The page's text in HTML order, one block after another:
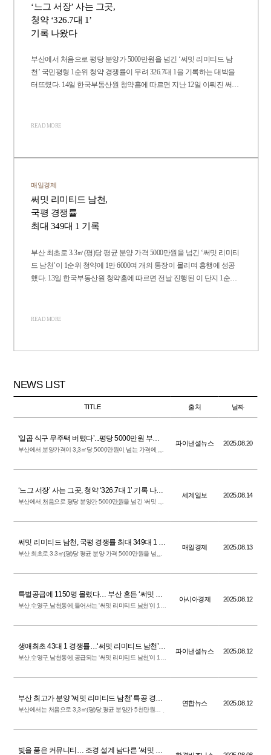
‘느그 서장’ 사는 그곳,
청약 ‘326.7대 1’
기록 나왔다
부산에서 처음으로 평당 분양가 5000만원을 넘긴 ‘써밋 리미티드 남
천’ 국민평형 1순위 청약 경쟁률이 무려 326.7대 1을 기록하는 대박을
터뜨렸다. 14일 한국부동산원 청약홈에 따르면 지난 12일 이뤄진 써밋
기타지역 청약자 540명을 제외하고도 7840명이 신청해 무려 326.7대 1
READ MORE
매일경제
써밋 리미티드 남천,
국평 경쟁률
최대 349대 1 기록
부산 최초로 3.3㎡(평)당 평균 분양 가격 5000만원을 넘긴 ‘써밋 리미티
드 남천’이 1순위 청약에 1만 6000여 개의 통장이 몰리며 흥행에 성공
했다. 13일 한국부동산원 청약홈에 따르면 전날 진행된 이 단지 1순위
가구 모집에 8380명이 신청했다. 이외에도 84㎡ A형이 137.85대 1, 112
READ MORE
NEWS LIST
TITLE 출처 날짜
'일곱 식구 무주택 버텼다’...평당 5000만원 부산
아파트서 '80점' 등장
부산에서 분양가격이 3.3㎡당 5000만원이 넘는 가격에 선
보인 '써밋 리미티드 남천' 아파트에 고가점 통장이 등장했
르면 이날 당첨자를 발표한 부산 수영구 '써밋 리미티드 남
파이낸셜뉴스 2025.08.20
‘느그 서장’ 사는 그곳, 청약 ‘326.7대 1’ 기록 나왔
다
부산에서 처음으로 평당 분양가 5000만원을 넘긴 ‘써밋 리
미티드 남천’ 국민평형 1순위 청약 경쟁률이 무려 326.7대
구 1순위 청약에 총 1만6286명이 몰려 평균 경쟁률이 22.6
세계일보 2025.08.14
써밋 리미티드 남천, 국평 경쟁률 최대 349대 1 기
록
부산 최초로 3.3㎡(평)당 평균 분양 가격 5000만원을 넘긴
‘써밋 리미티드 남천’이 1순위 청약에 1만 6000여 개의 통
총 1만 6286개의 청약통장이 접수됐다. 평균 경쟁률은
매일경제 2025.08.13
특별공급에 1150명 몰렸다… 부산 흔든 ‘써밋 리
미티드 남천’
부산 수영구 남천동에 들어서는 '써밋 리미티드 남천'이 11
일(월) 특별공급 청약을 진행, 전반적으로 모든 유형에서 모
준 하이엔드 상품 설계에 실수요자들이 주목하면서 다자녀
아시아경제 2025.08.12
생애최초 43대 1 경쟁률…‘써밋 리미티드 남천’
청약 흥행
부산 수영구 남천동에 공급되는 ‘써밋 리미티드 남천’이 11
일 진행된 특별공급 청약에서 모집 가구 수를 크게 웃도는
이 신청해 평균 7.01대 1의 경쟁률을 기록했다.
파이낸셜뉴스 2025.08.12
부산 최고가 분양 '써밋 리미티드 남천' 특공 경쟁
률 7대 1
부산에서는 처음으로 3.3㎡(평)당 평균 분양가 5천만원을
넘긴 '써밋 리미티드 남천'의 특별공급 경쟁률이 7대 1로 나
리미티드 남천의 특별공급 164가구 청약에 1천150명이 신
약해 15.4대 1의 경쟁률을 나타냈다.
연합뉴스 2025.08.12
빛을 품은 커뮤니티… 조경 설계 남다른 ‘써밋 리